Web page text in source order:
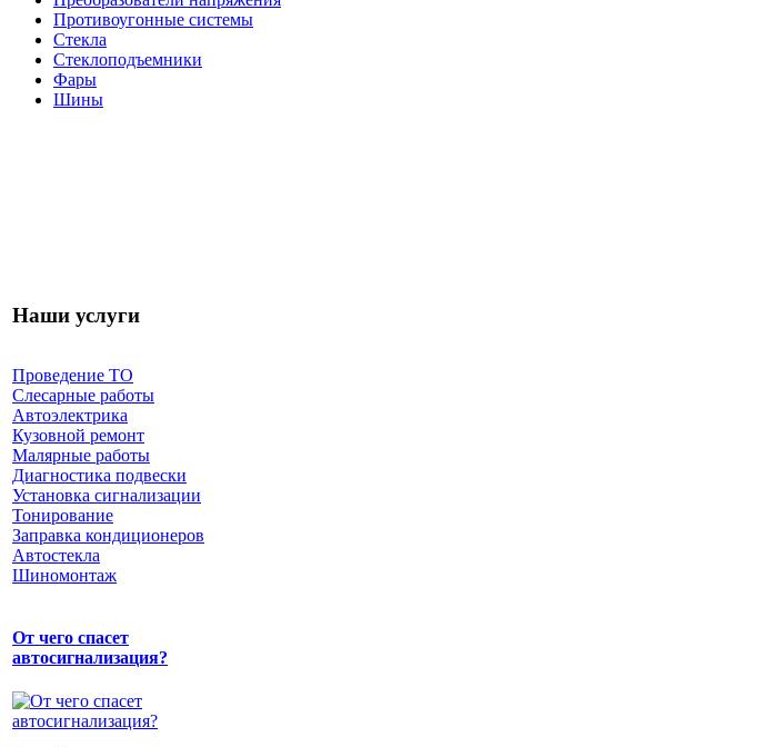
Противоугонные системы
Стекла
Стеклоподъемники
Фары
Шины
Наши услуги
Проведение ТО
Слесарные работы
Автоэлектрика
Кузовной ремонт
Малярные работы
Диагностика подвески
Установка сигнализации
Тонирование
Заправка кондиционеров
Автостекла
Шиномонтаж
От чего спасет
автосигнализация?